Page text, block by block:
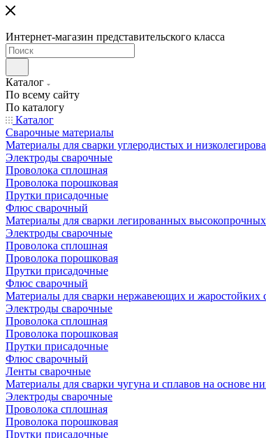
Интернет-магазин представительского класса
Каталог
По всему сайту
По каталогу
Каталог
Сварочные материалы
Материалы для сварки углеродистых и
Электроды сварочные
Проволока сплошная
Проволока порошковая
Прутки присадочные
Флюс сварочный
Материалы для сварки легированных
Электроды сварочные
Проволока сплошная
Проволока порошковая
Прутки присадочные
Флюс сварочный
Материалы для сварки нержавеющих и жаростойких
Электроды сварочные
Проволока сплошная
Проволока порошковая
Прутки присадочные
Флюс сварочный
Ленты сварочные
Материалы для сварки чугуна и сплавов на основе
Электроды сварочные
Проволока сплошная
Проволока порошковая
Прутки присадочные